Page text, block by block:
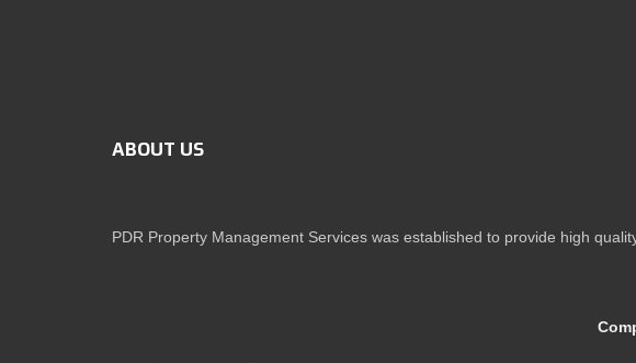
ABOUT US
PDR Property Management Services was established to provide high